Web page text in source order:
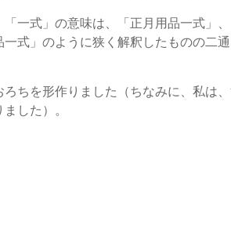
一式」の意味は、「正月用品一式」、
式」のように狭く解釈したものの二
ちを形作りました（ちなみに、私は
した）。